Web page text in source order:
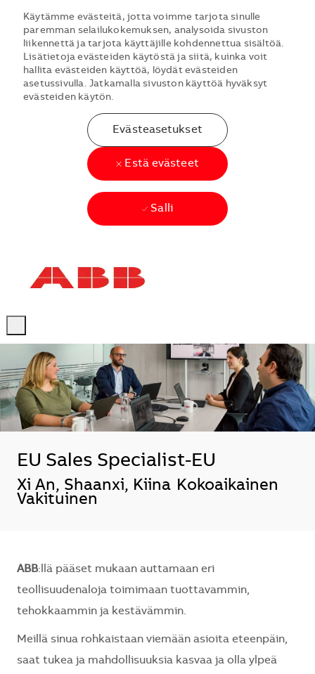
Käytämme evästeitä, jotta voimme tarjota sinulle
paremman selailukokemuksen, analysoida sivuston
liikennettä ja tarjota käyttäjille kohdennettua sisältöä.
Lisätietoja evästeiden käytöstä ja siitä, kuinka voit
hallita evästeiden käyttöä, löydät evästeiden
asetussivulla. Jatkamalla sivuston käyttöä hyväksyt
evästeiden käytön.
Evästeasetukset
Estä evästeet
Salli
EU Sales Specialist-EU
Sijainti
Xi An, Shaanxi, Kiina Kokoaikainen
Vakituinen
ABB:llä pääset mukaan auttamaan eri
teollisuudenaloja toimimaan tuottavammin,
tehokkaammin ja kestävämmin.
Meillä sinua rohkaistaan viemään asioita eteenpäin,
saat tukea ja mahdollisuuksia kasvaa ja olla ylpeä